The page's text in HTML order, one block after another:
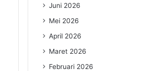
Juni 2026
Mei 2026
April 2026
Maret 2026
Februari 2026